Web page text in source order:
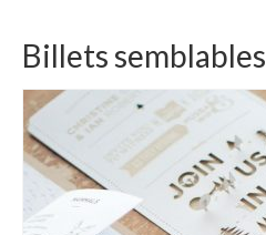
Billets semblables